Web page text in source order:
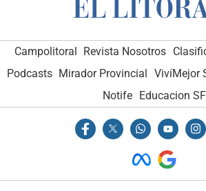
Campolitoral Revista Nosotros
Podcasts Mirador Provincial VivíMejor
Notife Educacion SF